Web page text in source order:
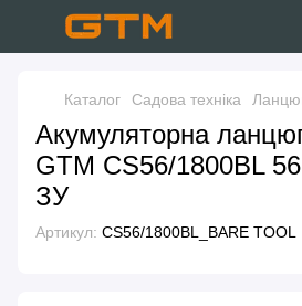
Каталог Садова техніка
Акумуляторна
GTM CS56/1800BL
ЗУ
Артикул: CS56/1800BL_BARE TOOL